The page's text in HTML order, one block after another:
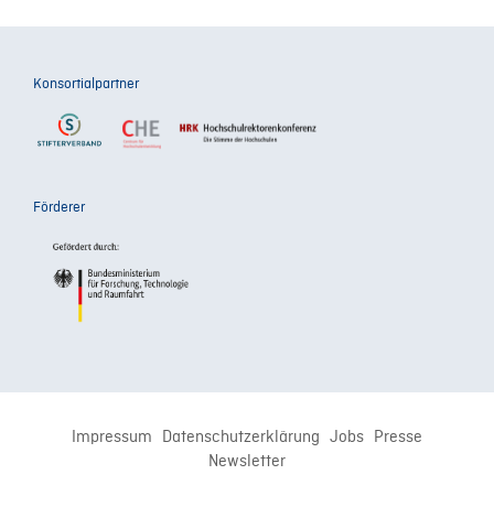
Konsortialpartner
Förderer
Impressum Datenschutzerklärung Jobs Presse
Newsletter